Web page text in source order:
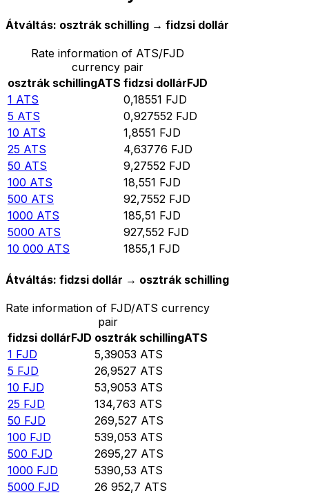
Átváltás: osztrák schilling → fidzsi dollár
Rate information of ATS/FJD
currency pair
osztrák schillingATS fidzsi dollárFJD
1 ATS 0,18551 FJD
5 ATS 0,927552 FJD
10 ATS 1,8551 FJD
25 ATS 4,63776 FJD
50 ATS 9,27552 FJD
100 ATS 18,551 FJD
500 ATS 92,7552 FJD
1000 ATS 185,51 FJD
5000 ATS 927,552 FJD
10 000 ATS 1855,1 FJD
Átváltás: fidzsi dollár → osztrák schilling
Rate information of FJD/ATS currency
pair
fidzsi dollárFJD osztrák schillingATS
1 FJD 5,39053 ATS
5 FJD 26,9527 ATS
10 FJD 53,9053 ATS
25 FJD 134,763 ATS
50 FJD 269,527 ATS
100 FJD 539,053 ATS
500 FJD 2695,27 ATS
1000 FJD 5390,53 ATS
5000 FJD 26 952,7 ATS